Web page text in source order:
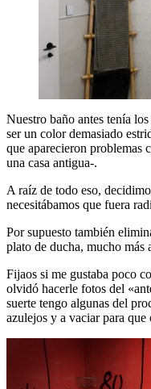
Nuestro baño antes tenía
ser un color demasiado
que aparecieron problemas
una casa antigua-.
A raíz de todo eso,
necesitábamos que fuera
Por supuesto también
plato de ducha, mucho más
Fijaos si me gustaba poco
olvidó hacerle fotos del
suerte tengo algunas del
azulejos y a vaciar para que